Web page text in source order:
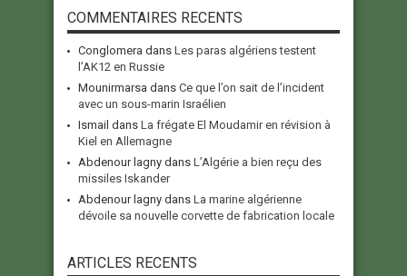
COMMENTAIRES RECENTS
Conglomera dans Les paras algériens testent
l’AK12 en Russie
Mounirmarsa dans Ce que l’on sait de l’incident
avec un sous-marin Israélien
Ismail dans La frégate El Moudamir en révision à
Kiel en Allemagne
Abdenour lagny dans L’Algérie a bien reçu des
missiles Iskander
Abdenour lagny dans La marine algérienne
dévoile sa nouvelle corvette de fabrication locale
ARTICLES RECENTS